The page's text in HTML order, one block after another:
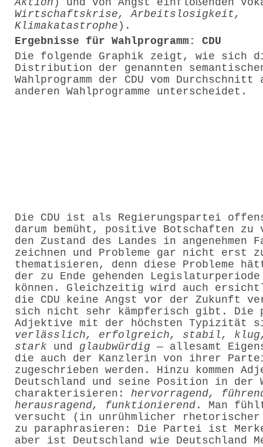
Wirtschaftskrise, Arbeitslosigkeit,
Klimakatastrophe ).
Ergebnisse für Wahlprogramm: CDU
Die folgende Graphik zeigt, wie sich
Distribution der genannten
Wahlprogramm der CDU vom
anderen Wahlprogramme unterscheidet.
Die CDU ist als Regierungspartei
darum bemüht, positive Botschaften
den Zustand des Landes in angenehmen
zeichnen und Probleme gar nicht erst
thematisieren, denn diese Probleme
der zu Ende gehenden
können. Gleichzeitig wird auch
die CDU keine Angst vor der Zukunft
sich nicht sehr kämpferisch gibt. Die
Adjektive mit der höchsten Typizität
verlässlich, erfolgreich, stabil,
stark und glaubwürdig — allesamt
die auch der Kanzlerin von ihrer
zugeschrieben werden. Hinzu kommen
Deutschland und seine Position in der
charakterisieren: hervorragend,
herausragend, funktionierend . Man
versucht (in unrühmlicher
zu paraphrasieren: Die Partei ist
aber ist Deutschland wie Deutschland